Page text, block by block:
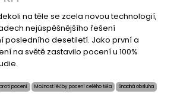
na těle se zcela novou technologií,
nejúspěšnějšího řešení
posledního desetiletí. Jako první a
na světě zastavilo pocení u 100%
pocení Možnost léčby pocení celého těla Snadná obsluha